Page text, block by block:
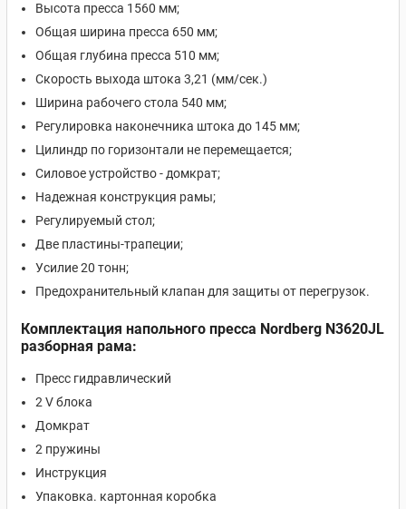
Высота пресса 1560 мм;
Общая ширина пресса 650 мм;
Общая глубина пресса 510 мм;
Скорость выхода штока 3,21 (мм/сек.)
Ширина рабочего стола 540 мм;
Регулировка наконечника штока до 145 мм;
Цилиндр по горизонтали не перемещается;
Силовое устройство - домкрат;
Надежная конструкция рамы;
Регулируемый стол;
Две пластины-трапеции;
Усилие 20 тонн;
Предохранительный клапан для защиты от перегрузок.
Комплектация напольного пресса Nordberg N3620JL
разборная рама:
Пресс гидравлический
2 V блока
Домкрат
2 пружины
Инструкция
Упаковка. картонная коробка